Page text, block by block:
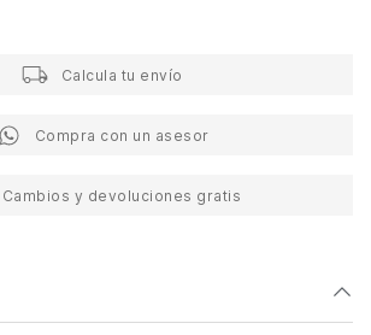
Calcula tu envío
Compra con un asesor
Cambios y devoluciones gratis